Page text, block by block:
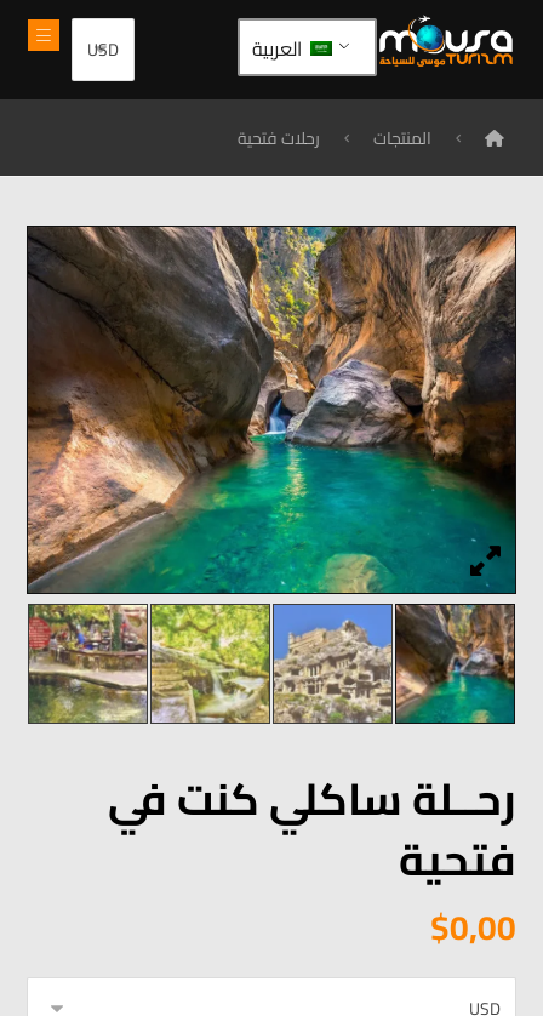
العربية
المنتجات رحلات فتحية
رحــلة ساكلي كنت في
فتحية
$0,00